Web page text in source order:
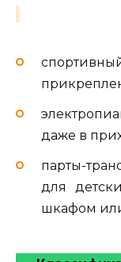
даже в
парты-
для
шкафом